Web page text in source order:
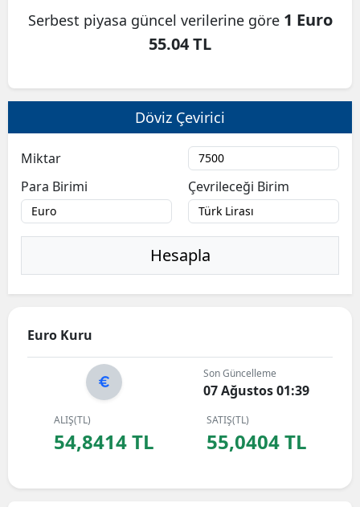
Antalya
Bilecik
Bingöl
Bitlis
Burdur
Çankırı
Denizli
Serbest piyasa güncel verilerine göre 1 Euro
55.04 TL
Döviz Çevirici
Miktar
Para Birimi
Çevrileceği Birim
Hesapla
Euro Kuru
Son Güncelleme
07 Ağustos 01:39
ALIŞ(TL)
54,8414 TL
SATIŞ(TL)
55,0404 TL